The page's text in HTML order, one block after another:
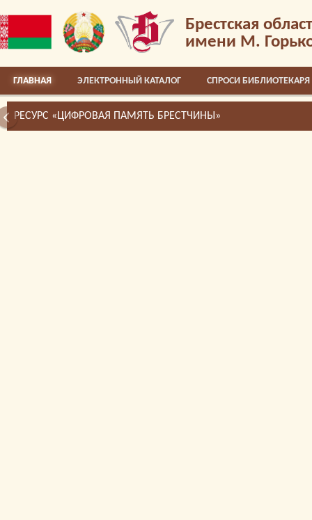
Брестская
имени М.
ГЛАВНАЯ ЭЛЕКТРОННЫЙ КАТАЛОГ СПРОСИ БИБЛИОТЕКАРЯ
РЕСУРС «ЦИФРОВАЯ ПАМЯТЬ БРЕСТЧИНЫ»